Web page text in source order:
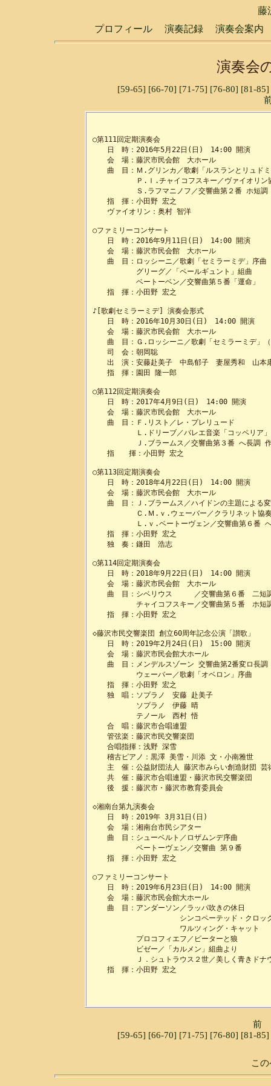
藤
プロフィール
演奏記録 演奏会案内
演奏会
[59-65] [66-70] [71-75] [76-80] [81-85]
○第111回定期演奏会
日　時：2016年5月22日(日)　14:00 開演
会　場：藤沢市民会館　大ホール
曲　目：Ｍ.グリンカ／歌劇「ルスランとリュドミ
Ｐ.Ｉ.チャイコフスキー／ヴァイオリン協
Ｓ.ラフマニノフ／交響曲第２番 ホ短調
指　揮：小田野 宏之
ヴァイオリン：奥村 智洋
○ファミリーコンサート
日　時：2016年9月11日(日)　14:00 開演
会　場：藤沢市民会館　大ホール
曲　目：ロッシーニ／歌劇「セミラーミデ」序曲
グリーグ／「ペールギュント」組曲
ベートーベン／交響曲第５番「運命」
指　揮：小田野 宏之
♪[歌劇セミラーミデ] 演奏会形式
日　時：2016年10月30日(日)　14:00 開演
会　場：藤沢市民会館　大ホール
曲　目：Ｇ.ロッシーニ／歌劇「セミラーミデ」（
司　会：朝岡聡
出　演：安藤赴美子　中島郁子　妻屋秀和　山本
指　揮：園田 隆一郎
○第112回定期演奏会
日　時：2017年4月9日(日)　14:00 開演
会　場：藤沢市民会館　大ホール
曲　目：Ｆ.リスト／レ・プレリュード
Ｌ.ドリーブ／バレエ音楽「コッペリア」
Ｊ.ブラームス／交響曲第３番 へ長調 作
指　　揮：小田野 宏之
○第113回定期演奏会
日　時：2018年4月22日(日)　14:00 開演
会　場：藤沢市民会館　大ホール
曲　目：Ｊ.ブラームス／ハイドンの主題による変
Ｃ.Ｍ.ｖ.ウェーバー／クラリネット協奏曲
Ｌ.ｖ.ベートーヴェン／交響曲第６番 へ長
指　揮：小田野 宏之
独　奏：鎌田　浩志
○第114回定期演奏会
日　時：2018年9月22日(日)　14:00 開演
会　場：藤沢市民会館　大ホール
曲　目：シベリウス　　　／交響曲第６番　二短
チャイコフスキー／交響曲第５番　ホ短調
指　揮：小田野 宏之
◇藤沢市民交響楽団 創立60周年記念公演「讃歌」
日　時：2019年2月24日(日)　15:00 開演
会　場：藤沢市民会館大ホール
曲　目：メンデルスゾーン 交響曲第2番変ロ長調
ウェーバー／歌劇「オベロン」序曲
指　揮：小田野 宏之
独　唱：ソプラノ　安藤 赴美子
ソプラノ　伊藤 晴
テノール　西村 悟
合　唱：藤沢市合唱連盟
管弦楽：藤沢市民交響楽団
合唱指揮：浅野 深雪
稽古ピアノ：黒澤 美雪・川添 文・小南雅世
主　催：公益財団法人 藤沢市みらい創造財団 芸
共　催：藤沢市合唱連盟・藤沢市民交響楽団
後　援：藤沢市・藤沢市教育委員会
◇湘南台第九演奏会
日　時：2019年 3月31日(日)
会　場：湘南台市民シアター
曲　目：シューベルト／ロザムンデ序曲
ベートーヴェン／交響曲 第９番
指　揮：小田野 宏之
○ファミリーコンサート
日　時：2019年6月23日(日)　14:00 開演
会　場：藤沢市民会館大ホール
曲　目：アンダーソン／ラッパ吹きの休日
シンコペーテッド・クロッ
ワルツィング・キャット
プロコフィエフ／ピーターと狼
ビゼー／「カルメン」組曲より
Ｊ．シュトラウス２世／美しく青きドナ
指　揮：小田野 宏之
前
[59-65] [66-70] [71-75] [76-80] [81-85]
こ